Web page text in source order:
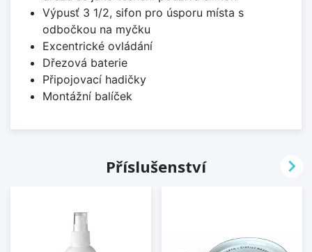
Výpusť 3 1/2, sifon pro úsporu místa s
odbočkou na myčku
Excentrické ovládání
Dřezová baterie
Připojovací hadičky
Montážní balíček
Příslušenství 